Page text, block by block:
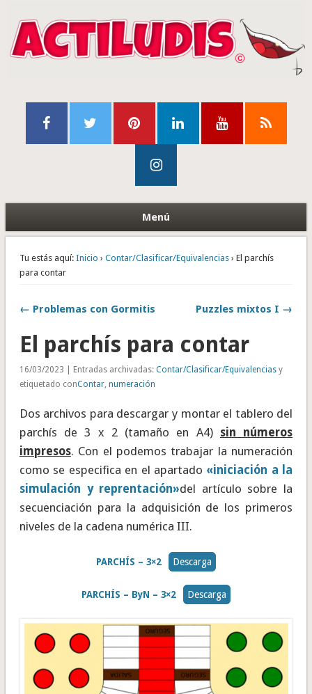
Menú
Tu estás aquí: Inicio › Contar/Clasificar/Equivalencias› El parchís
para contar
← Problemas con Gormitis Puzzles mixtos I →
El parchís para contar
16/03/2023 | Entradas archivadas: Contar/Clasificar/Equivalenciasy
etiquetado conContar, numeración
Dos archivos para descargar y montar el tablero del
parchís de 3 x 2 (tamaño en A4) sin números
impresos. Con el podemos trabajar la numeración
como se especifica en el apartado «iniciación a la
simulación y reprentación»del artículo sobre la
secuenciación para la adquisición de los primeros
niveles de la cadena numérica III.
PARCHÍS – 3×2 Descarga
PARCHÍS – ByN – 3×2 Descarga